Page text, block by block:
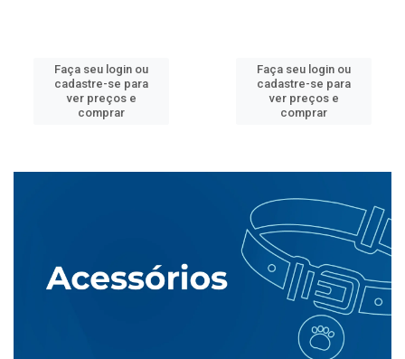
Faça seu login ou
cadastre-se para
ver preços e
comprar
Faça seu login ou
cadastre-se para
ver preços e
comprar